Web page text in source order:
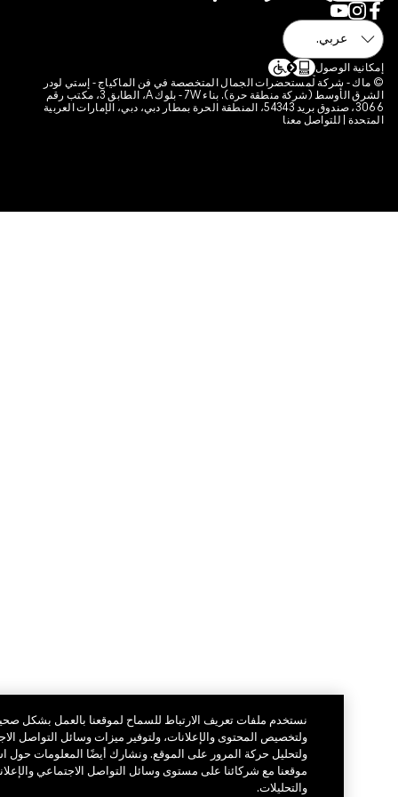
تعريف الارتباط الخاصة بالموقع
لمستحضرات الجمال المتخصصة في فن الماكياج - إستي لودر
الشرق الأوسط (شركة منطقة حرة). بناء 7W - بلوك A، الطابق 3، مكتب رقم
3066، صندوق بريد 54343، المنطقة الحرة بمطار دبي، دبي، الإمارات العربية
للتواصل معنا
نستخدم ملفات تعريف الارتباط للسماح لموقعنا بالعمل بشكل صحيح،
ولتخصيص المحتوى والإعلانات، ولتوفير ميزات وسائل التواصل الاجتماعي
ولتحليل حركة المرور على الموقع. ونشارك أيضًا المعلومات حول استخدامك
موقعنا مع شركائنا على مستوى وسائل التواصل الاجتماعي والإعلانات